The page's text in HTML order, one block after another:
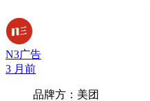
N3广告
3 月前
品牌方：美团